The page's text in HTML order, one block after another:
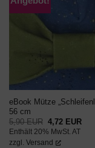
AUF
eBook Mütze
56 cm
5,90EUR Ursprünglicher
Preis
war:
5,90 EUR
4,72 EUR
Enthält 20% MwSt. AT
zzgl. Versand